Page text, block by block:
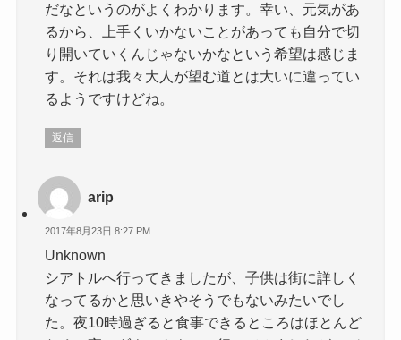
だなというのがよくわかります。幸い、元気があ
るから、上手くいかないことがあっても自分で切
り開いていくんじゃないかなという希望は感じま
す。それは我々大人が望む道とは大いに違ってい
るようですけどね。
返信
arip
2017年8月23日 8:27 PM
Unknown
シアトルへ行ってきましたが、子供は街に詳しく
なってるかと思いきやそうでもないみたいでし
た。夜10時過ぎると食事できるところはほとんど